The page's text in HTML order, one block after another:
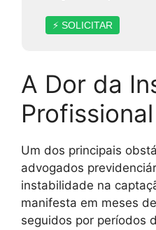
⚡ SOLICITAR
A Dor da
Profissional
Um dos principais
advogados
instabilidade na
manifesta em meses
seguidos por períodos